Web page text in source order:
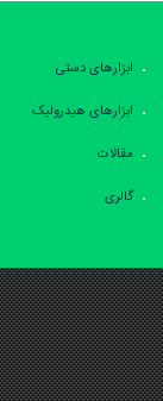
ابزارهای دستی
ابزارهای هیدرولیک
مقالات
گالری